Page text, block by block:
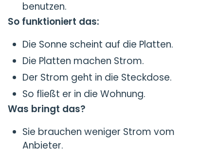
benutzen.
So funktioniert das:
Die Sonne scheint auf die Platten.
Die Platten machen Strom.
Der Strom geht in die Steckdose.
So fließt er in die Wohnung.
Was bringt das?
Sie brauchen weniger Strom vom
Anbieter.